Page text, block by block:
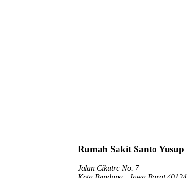
Rumah Sakit Santo Yusup
Jalan Cikutra No. 7